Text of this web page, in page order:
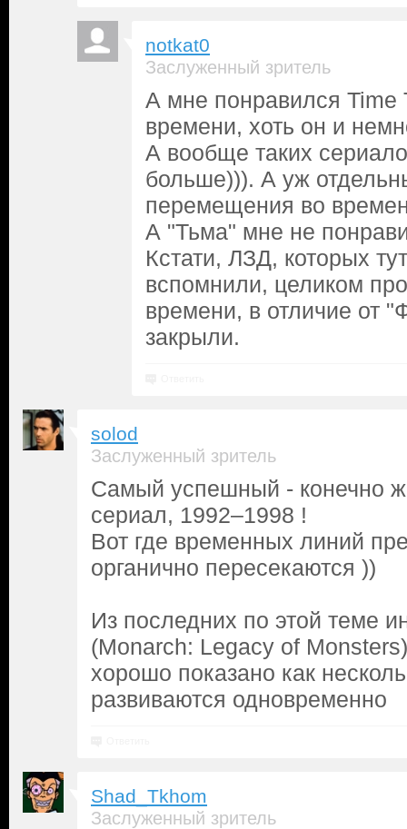
notkat0
Заслуженный зритель
А мне понравился
времени, хоть он и
А вообще таких
больше))). А уж
перемещения во
А "Тьма" мне не
Кстати, ЛЗД, которых
вспомнили, целиком
времени, в отличие от
закрыли.
solod
Заслуженный зритель
Самый успешный - конечно
сериал, 1992–1998 !
Вот где временных линий
органично пересекаются ))
Из последних по этой теме
(Monarch: Legacy of
хорошо показано как
развиваются одновременно
Shad_Tkhom
Заслуженный зритель